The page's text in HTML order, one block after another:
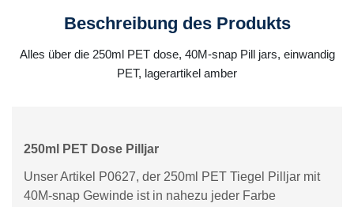
Beschreibung des Produkts
Alles über die 250ml PET dose, 40M-snap Pill jars, einwandig
PET, lagerartikel amber
250ml PET Dose Pilljar
Unser Artikel P0627, der 250ml PET Tiegel Pilljar mit
40M-snap Gewinde ist in nahezu jeder Farbe